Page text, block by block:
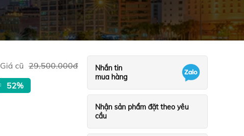
Giá cũ 29.500.000đ
52%
Nhắn tin
mua hàng
Nhận sản phẩm đặt theo yêu
cầu